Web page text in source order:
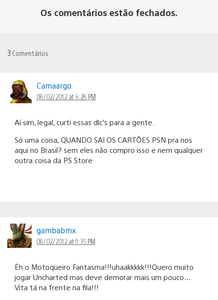
Os comentários estão fechados.
3 Comentários
Camaargo
08/02/2012 at 6:28 PM
Aí sim, legal, curti essas dlc’s para a gente.
Só uma coisa, QUANDO SAI OS CARTÕES PSN pra nos
aqui no Brasil? sem eles não compro isso e nem qualquer
outra coisa da PS Store
gambabmx
08/02/2012 at 9:35 PM
Éh o Motoqueiro Fantasma!!!uhaakkkkk!!!Quero muito
jogar Uncharted mas deve demorar mais um pouco…
Vita tá na frente na fila!!!